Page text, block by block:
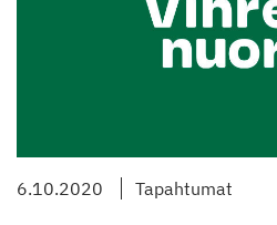
6.10.2020 Tapahtumat